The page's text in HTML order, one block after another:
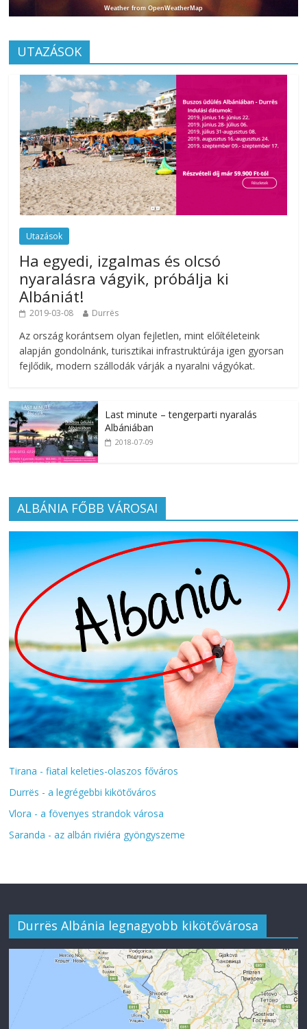
Weather from OpenWeatherMap
UTAZÁSOK
Utazások
Ha egyedi, izgalmas és olcsó
nyaralásra vágyik, próbálja ki
Albániát!
2019-03-08 Durrës
Az ország korántsem olyan fejletlen, mint előítéleteink
alapján gondolnánk, turisztikai infrastruktúrája igen gyorsan
fejlődik, modern szállodák várják a nyaralni vágyókat.
Last minute – tengerparti nyaralás
Albániában
2018-07-09
ALBÁNIA FŐBB VÁROSAI
Tirana - fiatal keleties-olaszos főváros
Durrës - a legrégebbi kikötőváros
Vlora - a fövenyes strandok városa
Saranda - az albán riviéra gyöngyszeme
Durrës Albánia legnagyobb kikötővárosa